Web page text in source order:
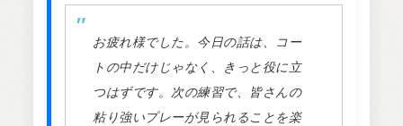
お疲れ様でした。今日の話は、コー
トの中だけじゃなく、きっと役に立
つはずです。次の練習で、皆さんの
粘り強いプレーが見られることを楽